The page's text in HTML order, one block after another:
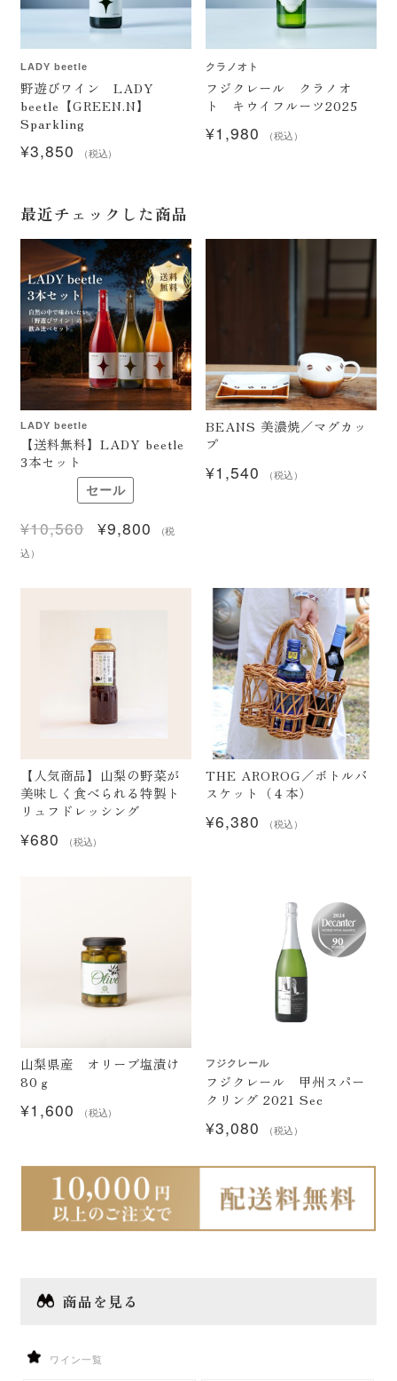
た。
す。
LADY beetle
野遊びワイン LADY
beetle【GREEN.N】
Sparkling
¥3,850 （税込）
クラノオト
フジクレール クラノオ
ト キウイフルーツ2025
¥1,980 （税込）
最近チェックした商品
LADY beetle
【送料無料】LADY beetle
3本セット
セール
¥10,560
元
格
¥10,560
で
し
た。
¥9,800 現
価
（税
込）
BEANS 美濃焼／マグカッ
プ
¥1,540 （税込）
【人気商品】山梨の野菜が
美味しく食べられる特製ト
リュフドレッシング
¥680 （税込）
THE AROROG／ボトルバ
スケット（４本）
¥6,380 （税込）
山梨県産 オリーブ塩漬け
80ｇ
¥1,600 （税込）
フジクレール
フジクレール 甲州スパー
クリング 2021 Sec
¥3,080 （税込）
商品を見る
ワイン一覧